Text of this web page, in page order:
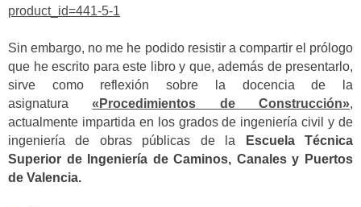
product_id=441-5-1
Sin embargo, no me he podido resistir a compartir el prólogo
que he escrito para este libro y que, además de presentarlo,
sirve como reflexión sobre la docencia de la
asignatura«Procedimientos de Construcción»,
actualmente impartida en los grados de ingeniería civil y de
ingeniería de obras públicas de la
Escuela Técnica
Superior de Ingeniería de Caminos, Canales y Puertos
de Valencia.